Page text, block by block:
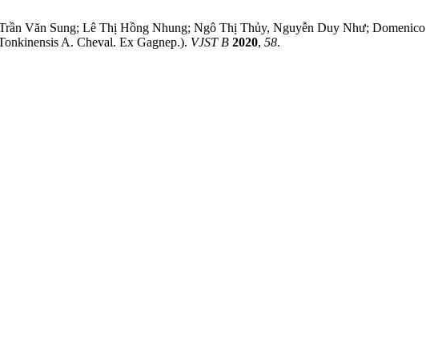
Văn Sung; Lê Thị Hồng Nhung; Ngô Thị Thủy, Nguyễn Duy Như; Domenico
A. Cheval. Ex Gagnep.). VJST B 2020, 58.